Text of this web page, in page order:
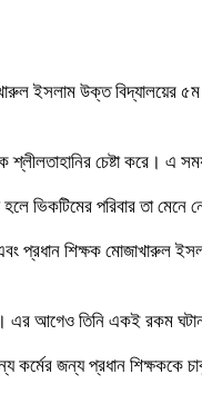
ইসলাম উক্ত বিদ্যালয়ের
চেষ্টা করে। এ
ভিকটিমের পরিবার তা মেনে
প্রধান শিক্ষক
এর আগেও তিনি একই রকম
কর্মের জন্য প্রধান শিক্ষককে